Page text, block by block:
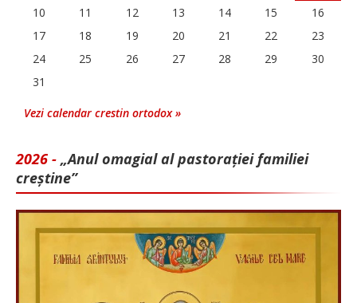
10
11 12 13 14 15
16
17
18 19 20 21 22
23
24
25 26 27 28 29
30
31
Vezi calendar crestin ortodox »
2026 - „Anul omagial al pastorației familiei
creștine”